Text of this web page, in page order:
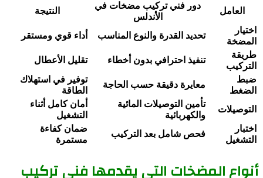
العامل
دور فني تركيب مضخات في
الأندلس
النتيجة
اختيار
المضخة
تحديد القدرة والنوع المناسب
أداء قوي ومستقر
طريقة
التركيب
تنفيذ احترافي بدون أخطاء
تقليل الأعطال
ضبط
الضغط
معايرة دقيقة حسب الحاجة
توفير في استهلاك
الطاقة
التوصيلات
تأمين التوصيلات المائية
والكهربائية
أمان كامل أثناء
التشغيل
اختبار
التشغيل
فحص شامل بعد التركيب
ضمان كفاءة
مستمرة
أنواع المضخات التي يقدمها فني تركيب